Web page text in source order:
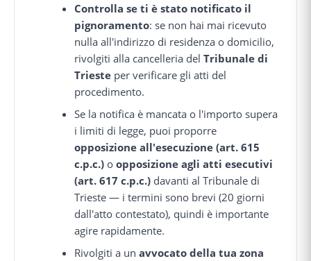
Controlla se ti è stato notificato il
pignoramento: se non hai mai ricevuto
nulla all'indirizzo di residenza o domicilio,
rivolgiti alla cancelleria delTribunale di
Trieste per verificare gli atti del
procedimento.
Se la notifica è mancata o l'importo supera
i limiti di legge, puoi proporre
opposizione all'esecuzione (art. 615
c.p.c.) oopposizione agli atti esecutivi
(art. 617 c.p.c.) davanti al Tribunale di
Trieste — i termini sono brevi (20 giorni
dall'atto contestato), quindi è importante
agire rapidamente.
Rivolgiti a unavvocato della tua zona